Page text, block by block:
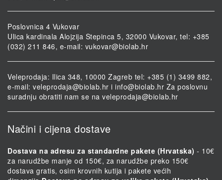
Poslovnica 4 Vukovar
Ulica kardinala Alojzija Stepinca 5, 32000 Vukovar, tel: +385
(032) 211 846, e-mail: vukovar@biolab.hr
Veleprodaja: Ilica 348, 10000 Zagreb tel: +385 (1) 3499 882,
e-mail: veleprodaja@biolab.hr i info@biolab.hr Za poslovnu
suradnju obratiti nam se na veleprodaja@biolab.hr
Načini i cijena dostave
Dostava na adresu za standardne pakete (Hrvatska) - 10€
za narudžbe manje od 150€, za narudžbe preko 150€
dostava gratis, osim krovnih kutija i pakete većih